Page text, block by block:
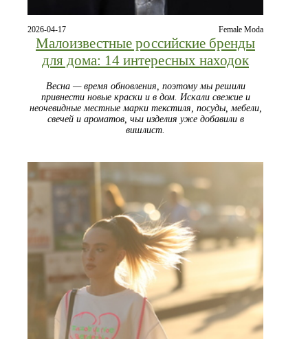
2026-04-17 Female Moda
Малоизвестные российские бренды
для дома: 14 интересных находок
Весна — время обновления, поэтому мы решили
привнести новые краски и в дом. Искали свежие и
неочевидные местные марки текстиля, посуды, мебели,
свечей и ароматов, чьи изделия уже добавили в
вишлист.